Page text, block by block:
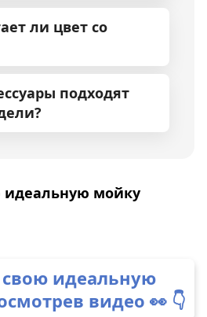
ли цвет со
подходят
идеальную мойку
идеальную
видео 👀 👇